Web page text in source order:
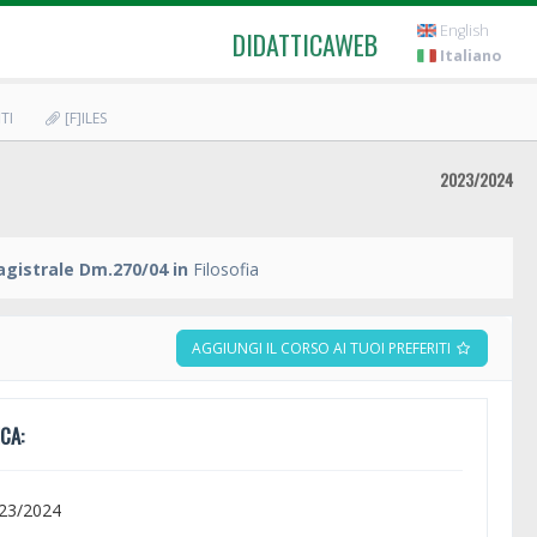
DIDATTICAWEB
English
Italiano
[F]ILES
2023/2024
Dm.270/04 in Filosofia
AGGIUNGI IL CORSO AI TUOI PREFERITI
2024